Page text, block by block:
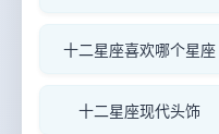
十二星座喜欢哪个星座
十二星座现代头饰